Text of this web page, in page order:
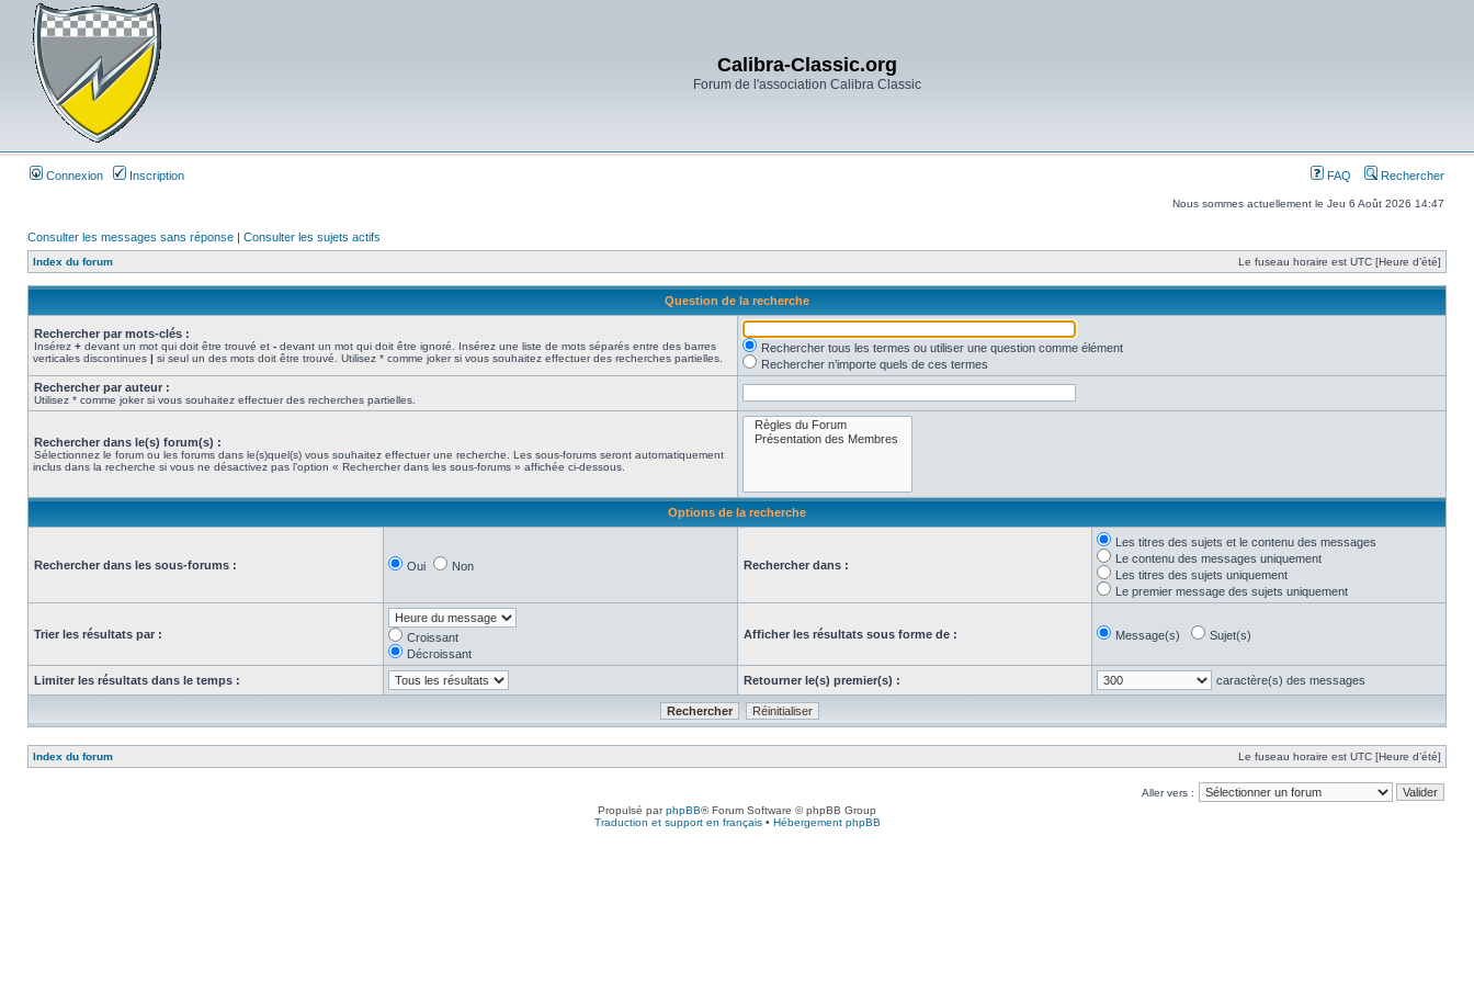
Calibra-Classic.org
Forum de l'association Calibra Classic
Connexion Inscription FAQ Rechercher
Nous sommes actuellement le Jeu 6 Août 2026 14:47
Consulter les messages sans réponse | Consulter les sujets actifs
Index du forum Le fuseau horaire est UTC [Heure d’été]
Question de la recherche
Rechercher par mots-clés :
Insérez + devant un mot qui doit être trouvé et - devant un mot qui doit être ignoré. Insérez une liste de mots séparés entre des barres
verticales discontinues | si seul un des mots doit être trouvé. Utilisez * comme joker si vous souhaitez effectuer des recherches partielles.
Rechercher tous les termes ou utiliser une question comme élément
Rechercher n’importe quels de ces termes
Rechercher par auteur :
Utilisez * comme joker si vous souhaitez effectuer des recherches partielles.
Rechercher dans le(s) forum(s) :
Sélectionnez le forum ou les forums dans le(s)quel(s) vous souhaitez effectuer une recherche. Les sous-forums seront automatiquement
inclus dans la recherche si vous ne désactivez pas l’option « Rechercher dans les sous-forums » affichée ci-dessous.
Options de la recherche
Rechercher dans les sous-forums : Oui Non Rechercher dans :
Les titres des sujets et le contenu des messages
Le contenu des messages uniquement
Les titres des sujets uniquement
Le premier message des sujets uniquement
Trier les résultats par :
Croissant
Décroissant
Afficher les résultats sous forme de : Message(s) Sujet(s)
Limiter les résultats dans le temps : Retourner le(s) premier(s) : caractère(s) des messages
Index du forum Le fuseau horaire est UTC [Heure d’été]
Aller vers :
Propulsé parphpBB® Forum Software © phpBB Group
Traduction et support en français• Hébergement phpBB